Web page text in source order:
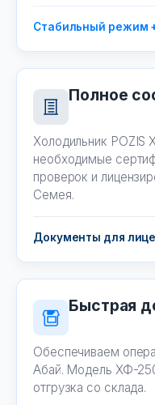
Стабильный режим
Полное
Холодильник
необходимые
проверок и
Семея.
Документы для
Быстрая
Обеспечиваем
Абай. Модель ХФ-
отгрузка со склада.